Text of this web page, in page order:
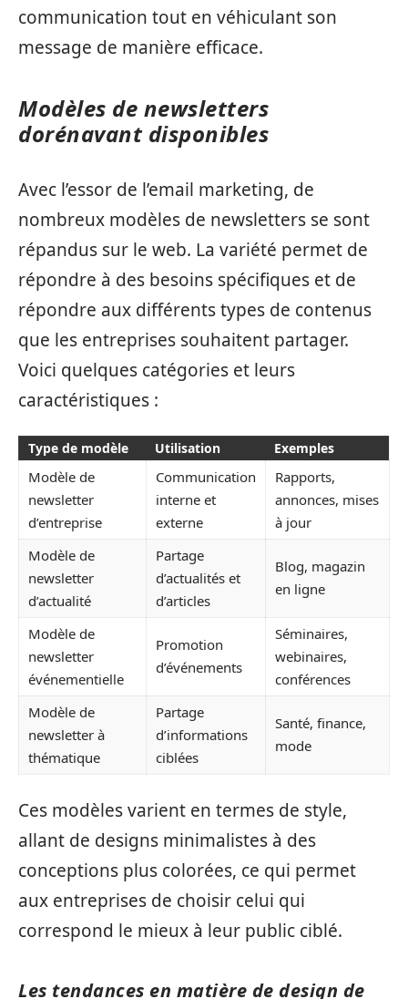
communication tout en véhiculant son
message de manière efficace.
Modèles de newsletters
dorénavant disponibles
Avec l’essor de l’email marketing, de
nombreux modèles de newsletters se sont
répandus sur le web. La variété permet de
répondre à des besoins spécifiques et de
répondre aux différents types de contenus
que les entreprises souhaitent partager.
Voici quelques catégories et leurs
caractéristiques :
Type de modèle Utilisation Exemples
Modèle de
newsletter
d’entreprise
Communication
interne et
externe
Rapports,
annonces, mises
à jour
Modèle de
newsletter
d’actualité
Partage
d’actualités et
d’articles
Blog, magazin
en ligne
Modèle de
newsletter
événementielle
Promotion
d’événements
Séminaires,
webinaires,
conférences
Modèle de
newsletter à
thématique
Partage
d’informations
ciblées
Santé, finance,
mode
Ces modèles varient en termes de style,
allant de designs minimalistes à des
conceptions plus colorées, ce qui permet
aux entreprises de choisir celui qui
correspond le mieux à leur public ciblé.
Les tendances en matière de design de